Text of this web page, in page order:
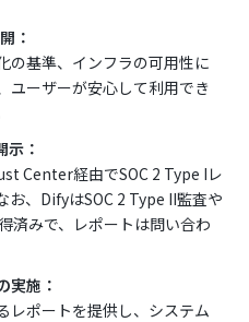
：
の基準、インフラの可用性に
ユーザーが安心して利用でき
：
Center経由でSOC 2 Type Iレ
お、DifyはSOC 2 Type II監査や
済みで、レポートは問い合わ
実施：
レポートを提供し、システム